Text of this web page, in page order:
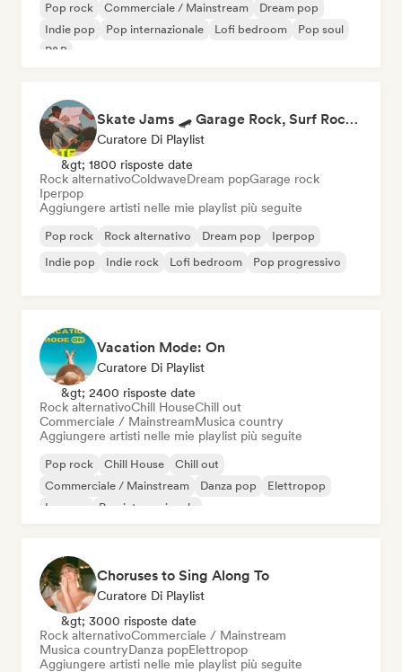
Pop rock Commerciale / Mainstream
Dream pop
Indie pop
Pop internazionale Lofi bedroom
Pop soul
R&B
Skate Jams 🛹 Garage Rock, Surf Rock & Neo-Psych
Curatore Di Playlist
&gt; 1800 risposte date
Rock alternativoColdwaveDream popGarage rock
Iperpop
Aggiungere artisti nelle mie playlist più seguite
Pop rock Rock alternativo Dream pop
Iperpop
Indie pop
Indie rock Lofi bedroom Pop progressivo
Vacation Mode: On
Curatore Di Playlist
&gt; 2400 risposte date
Rock alternativoChill HouseChill out
Commerciale / MainstreamMusica country
Aggiungere artisti nelle mie playlist più seguite
Pop rock Chill House
Chill out
Commerciale / Mainstream
Danza pop
Elettropop
Iperpop
Pop internazionale
Choruses to Sing Along To
Curatore Di Playlist
&gt; 3000 risposte date
Rock alternativoCommerciale / Mainstream
Musica countryDanza popElettropop
Aggiungere artisti nelle mie playlist più seguite